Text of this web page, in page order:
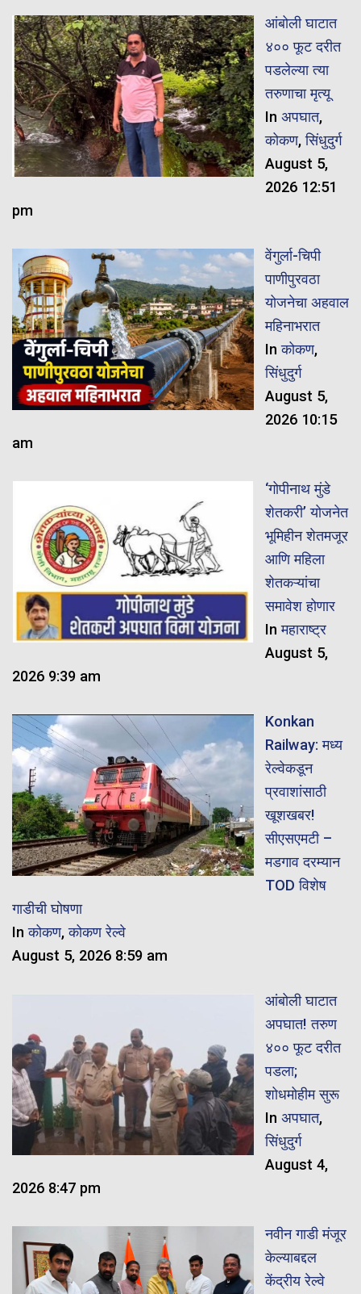
आंबोली घाटात
४०० फूट दरीत
पडलेल्या त्या
तरुणाचा मृत्यू
In अपघात,
कोकण,सिंधुदुर्ग
August 5,
2026 12:51
pm
वेंगुर्ला-चिपी
पाणीपुरवठा
योजनेचा अहवाल
महिनाभरात
Inकोकण,
सिंधुदुर्ग
August 5,
2026 10:15
am
‘गोपीनाथ मुंडे
शेतकरी’ योजनेत
भूमिहीन शेतमजूर
आणि महिला
शेतकऱ्यांचा
समावेश होणार
Inमहाराष्ट्र
August 5,
2026 9:39 am
Konkan
Railway: मध्य
रेल्वेकडून
प्रवाशांसाठी
खूशखबर!
सीएसएमटी –
मडगाव दरम्यान
TOD विशेष
गाडीची घोषणा
Inकोकण,कोकण रेल्वे
August 5, 2026 8:59 am
आंबोली घाटात
अपघात! तरुण
४०० फूट दरीत
पडला;
शोधमोहीम सुरू
In अपघात,
सिंधुदुर्ग
August 4,
2026 8:47 pm
नवीन गाडी मंजूर
केल्याबद्दल
केंद्रीय रेल्वे